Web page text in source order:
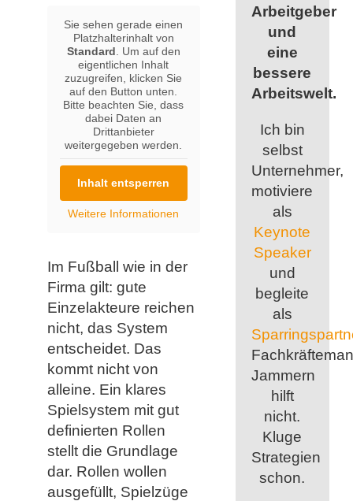
Sie sehen gerade einen
Platzhalterinhalt von
Standard . Um auf den
eigentlichen Inhalt
zuzugreifen, klicken Sie
auf den Button unten.
Bitte beachten Sie, dass
dabei Daten an
Drittanbieter
weitergegeben werden.
Inhalt entsperren
Weitere Informationen
Im Fußball wie in der
Firma gilt: gute
Einzelakteure reichen
nicht, das System
entscheidet. Das
kommt nicht von
alleine. Ein klares
Spielsystem mit gut
definierten Rollen
stellt die Grundlage
dar. Rollen wollen
ausgefüllt, Spielzüge
Arbeitgeber
und
eine
bessere
Arbeitswelt.
Ich bin
selbst
Unternehmer,
motiviere
als
Keynote
Speaker
und
begleite
als
Jammern
hilft
nicht.
Kluge
Strategien
schon.